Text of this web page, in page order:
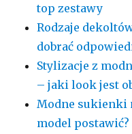
top zestawy
Rodzaje
dobrać
Stylizacje z
– jaki look jest
Modne sukienki
model postawić?